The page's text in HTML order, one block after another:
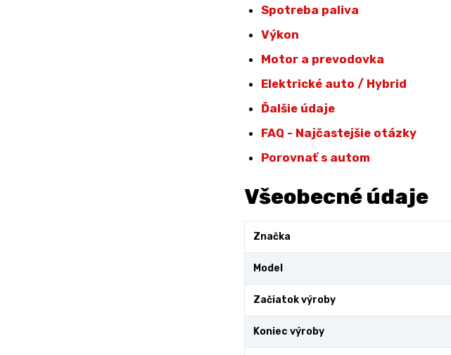
Spotreba paliva
Výkon
Motor a prevodovka
Elektrické auto / Hybrid
Ďalšie údaje
FAQ - Najčastejšie otázky
Porovnať s autom
Všeobecné údaje
Značka
Model
Začiatok výroby
Koniec výroby